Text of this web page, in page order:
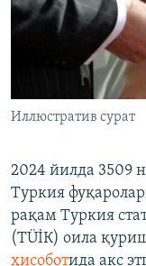
Иллюстратив сурат
2024 йилда 3509
Туркия
рақам Туркия
(ТÜİК) оила
ҳисоботида акс